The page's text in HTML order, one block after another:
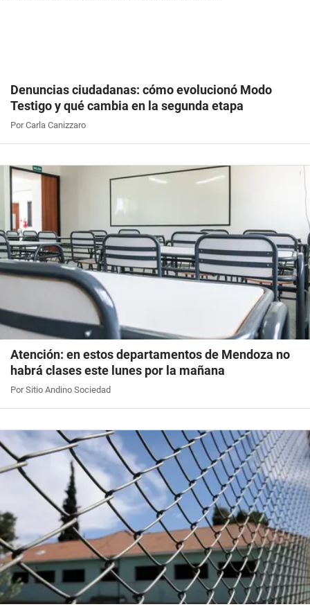
Denuncias ciudadanas: cómo evolucionó Modo
Testigo y qué cambia en la segunda etapa
Por Carla Canizzaro
Atención: en estos departamentos de Mendoza no
habrá clases este lunes por la mañana
Por Sitio Andino Sociedad